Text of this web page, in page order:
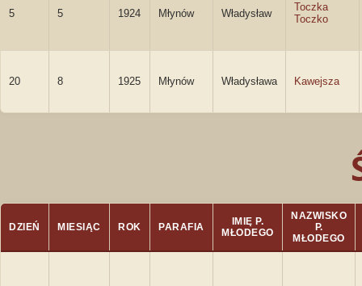
5 5 1924 Młynów Władysław
Toczka
Toczko
20 8 1925 Młynów Władysława Kawejsza
DZIEŃ MIESIĄC ROK PARAFIA
IMIĘ P.
MŁODEGO
NAZWISKO
P.
MŁODEGO